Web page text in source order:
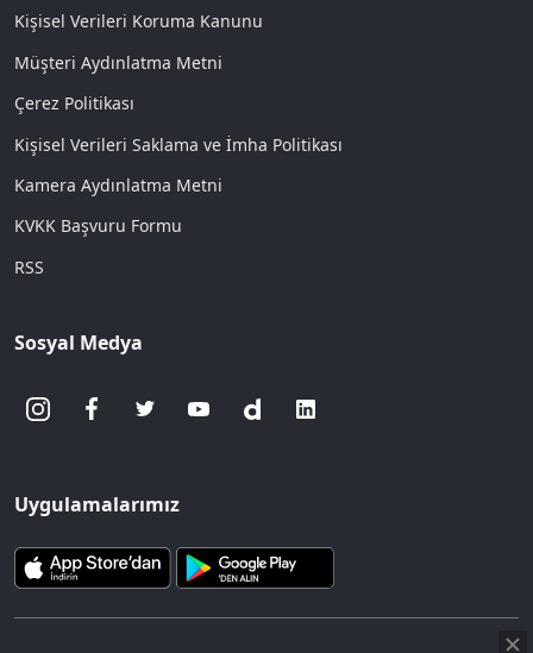
Kişisel Verileri Koruma Kanunu
Müşteri Aydınlatma Metni
Çerez Politikası
Kişisel Verileri Saklama ve İmha Politikası
Kamera Aydınlatma Metni
KVKK Başvuru Formu
RSS
Sosyal Medya
Uygulamalarımız